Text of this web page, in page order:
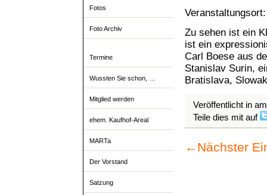
Fotos
Foto Archiv
Termine
Wussten Sie schon, …
Mitglied werden
ehem. Kaufhof-Areal
MARTa
Der Vorstand
Satzung
Zu sehen ist ein
ist ein
Carl Boese aus
Stanislav Surin,
Bratislava,
Veröffentlicht in
Teile dies mit auf
← Nächster